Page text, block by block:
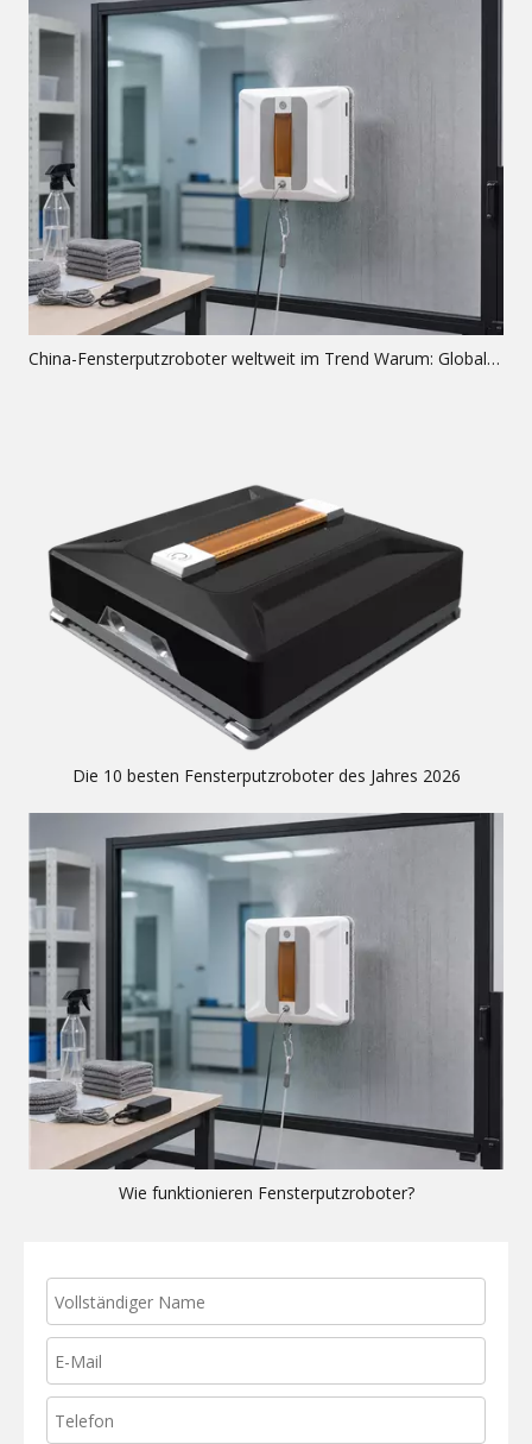
China-Fensterputzroboter weltweit im Trend Warum: Globale Analyse
Die 10 besten Fensterputzroboter des Jahres 2026
Wie funktionieren Fensterputzroboter?